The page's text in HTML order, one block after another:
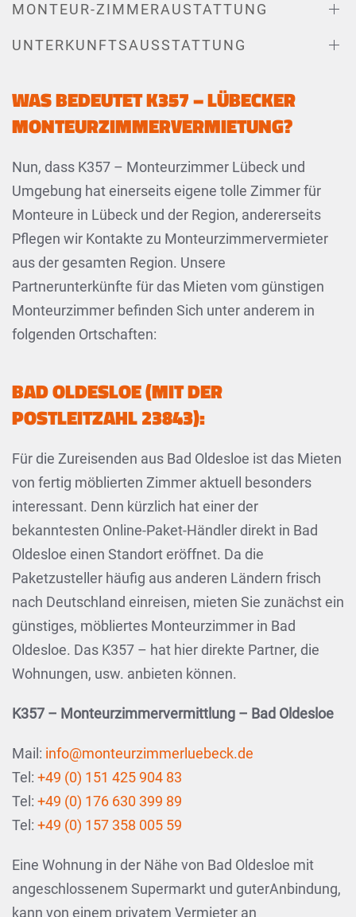
MONTEUR-ZIMMERAUSTATTUNG
UNTERKUNFTSAUSSTATTUNG
WAS BEDEUTET K357 – LÜBECKER
MONTEURZIMMERVERMIETUNG?
Nun, dass K357 – Monteurzimmer Lübeck und
Umgebung hat einerseits eigene tolle Zimmer für
Monteure in Lübeck und der Region, andererseits
Pflegen wir Kontakte zu Monteurzimmervermieter
aus der gesamten Region. Unsere
Partnerunterkünfte für das Mieten vom günstigen
Monteurzimmer befinden Sich unter anderem in
folgenden Ortschaften:
BAD OLDESLOE (MIT DER
POSTLEITZAHL 23843):
Für die Zureisenden aus Bad Oldesloe ist das Mieten
von fertig möblierten Zimmer aktuell besonders
interessant. Denn kürzlich hat einer der
bekanntesten Online-Paket-Händler direkt in Bad
Oldesloe einen Standort eröffnet. Da die
Paketzusteller häufig aus anderen Ländern frisch
nach Deutschland einreisen, mieten Sie zunächst ein
günstiges, möbliertes Monteurzimmer in Bad
Oldesloe. Das K357 – hat hier direkte Partner, die
Wohnungen, usw. anbieten können.
K357 – Monteurzimmervermittlung – Bad Oldesloe
Mail: info@monteurzimmerluebeck.de
Tel: +49 (0) 151 425 904 83
Tel: +49 (0) 176 630 399 89
Tel: +49 (0) 157 358 005 59
Eine Wohnung in der Nähe von Bad Oldesloe mit
angeschlossenem Supermarkt und guterAnbindung,
kann von einem privatem Vermieter an